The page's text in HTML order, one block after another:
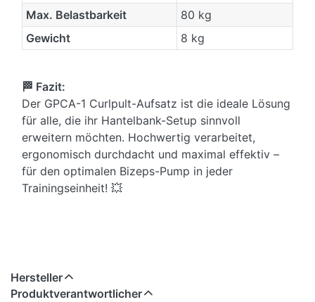
Max. Belastbarkeit
80 kg
Gewicht
8 kg
🏁 Fazit:
Der GPCA-1 Curlpult-Aufsatz ist die ideale Lösung
für alle, die ihr Hantelbank-Setup sinnvoll
erweitern möchten. Hochwertig verarbeitet,
ergonomisch durchdacht und maximal effektiv –
für den optimalen Bizeps-Pump in jeder
Trainingseinheit! 💥
Hersteller
Produktverantwortlicher